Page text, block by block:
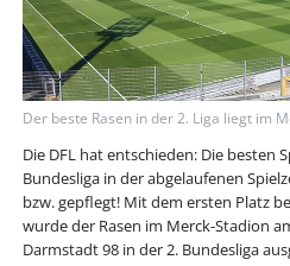
Der beste Rasen in der 2. Liga liegt im
Die DFL hat entschieden: Die besten
Bundesliga in der abgelaufenen
bzw. gepflegt! Mit dem ersten Platz
wurde der Rasen im Merck-Stadion
Darmstadt 98 in der 2. Bundesliga